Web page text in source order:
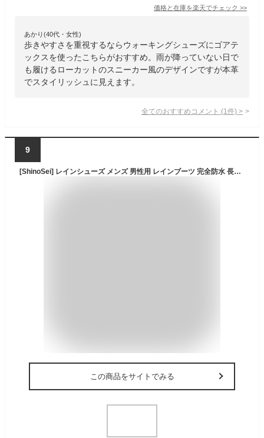
価格と在庫を楽天でチェック >>
あかり(40代・女性)
歩きやすさを重視するならウォーキングシューズにゴアテ
ックスを使ったこちらがおすすめ。雨が降っていない日で
も履けるローカットのスニーカー風のデザインですが本革
でスタイリッシュに見えます。
全てのおすすめコメント (1 件) >
9
[ShinoSei] レインシューズ メンズ 男性用 レインブーツ 完全防水 長靴 雨靴 アウトドア スニーカー (ブラック, 日本の靴のサイズ寸法, 大人, 数値, 2_e, 26.0 cm)
この商品をサイトでみる